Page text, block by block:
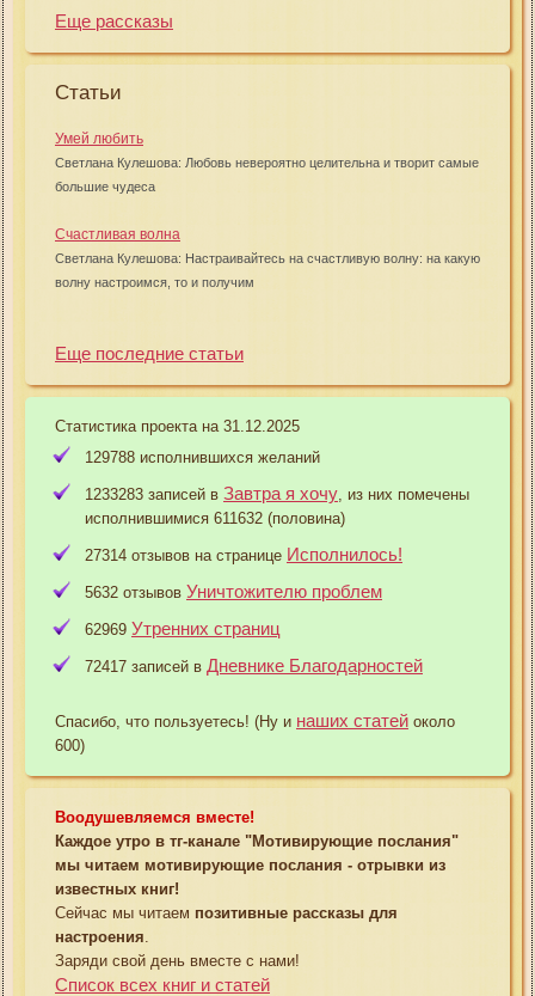
Еще рассказы
Статьи
Умей любить
Светлана Кулешова: Любовь невероятно целительна и творит самые
большие чудеса
Счастливая волна
Светлана Кулешова: Настраивайтесь на счастливую волну: на какую
волну настроимся, то и получим
Еще последние статьи
Статистика проекта на 31.12.2025
129788 исполнившихся желаний
1233283 записей в Завтра я хочу , из них помечены
исполнившимися 611632 (половина)
27314 отзывов на странице Исполнилось!
5632 отзывов Уничтожителю проблем
62969 Утренних страниц
72417 записей в Дневнике Благодарностей
Спасибо, что пользуетесь! (Ну и наших статей около
600)
Воодушевляемся вместе!
Каждое утро в тг-канале "Мотивирующие послания"
мы читаем мотивирующие послания - отрывки из
известных книг!
Сейчас мы читаем позитивные рассказы для
настроения
Заряди свой день вместе с нами!
Список всех книг и статей